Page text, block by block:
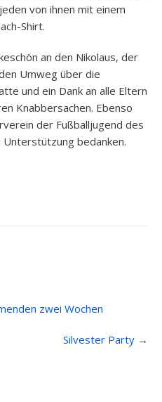
von ihnen mit einem
Shirt.
an den Nikolaus, der
Umweg über die
und ein Dank an alle Eltern
Knabbersachen. Ebenso
der Fußballjugend des
Unterstützung bedanken.
zwei Wochen
Silvester Party →